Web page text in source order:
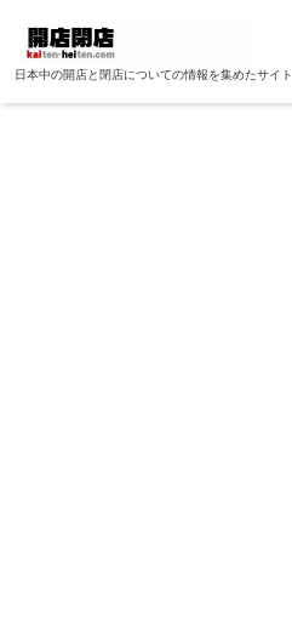
日本中の開店と閉店についての情報を集めたサイト